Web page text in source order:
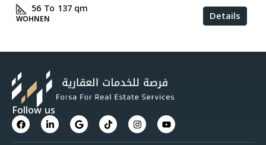
56 To 137qm
WOHNEN Details
Follow us